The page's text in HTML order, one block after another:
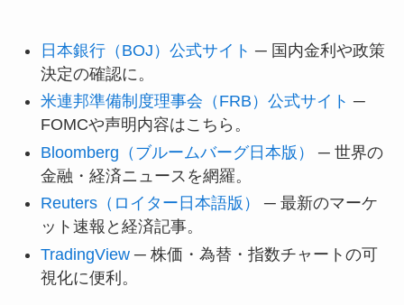
日本銀行（BOJ）公式サイト ─ 国内金利や政策
決定の確認に。
米連邦準備制度理事会（FRB）公式サイト ─
FOMCや声明内容はこちら。
Bloomberg（ブルームバーグ日本版）
─ 世界の
金融・経済ニュースを網羅。
Reuters（ロイター日本語版）
─ 最新のマーケ
ット速報と経済記事。
TradingView─ 株価・為替・指数チャートの可
視化に便利。